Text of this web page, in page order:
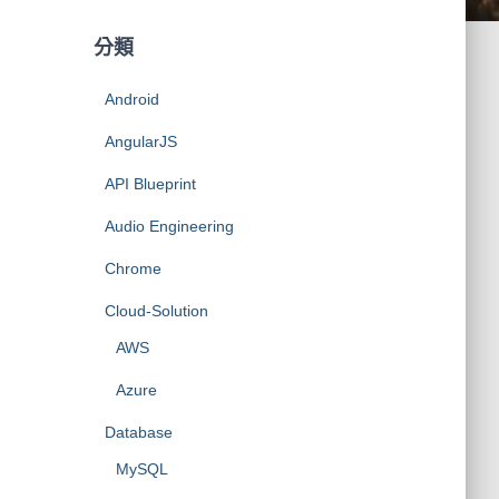
分類
Android
AngularJS
API Blueprint
Audio Engineering
Chrome
Cloud-Solution
AWS
Azure
Database
MySQL